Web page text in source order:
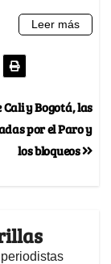
Cali y Bogotá, las
por el Paro y
los bloqueos